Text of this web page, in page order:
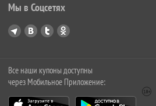
Мы в Соцсетях
Все наши купоны доступны
через Мобильное Приложение: